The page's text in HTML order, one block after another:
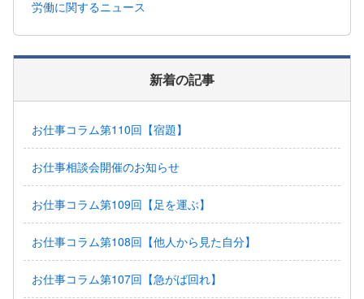
労働に関するニュース
新着の記事
お仕事コラム第110回【宿題】
お仕事相談会開催のお知らせ
お仕事コラム第109回【足を運ぶ】
お仕事コラム第108回【他人から見た自分】
お仕事コラム第107回【急がば回れ】